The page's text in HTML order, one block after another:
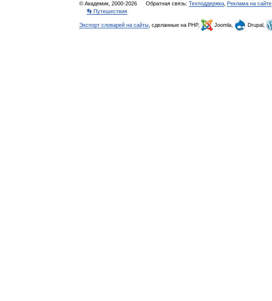
© Академик, 2000-2026 Обратная связь: Техподдержка Реклама на сайте
👣 Путешествия
Экспорт словарей на сайты , сделанные на PHP, Joomla, Drupal,